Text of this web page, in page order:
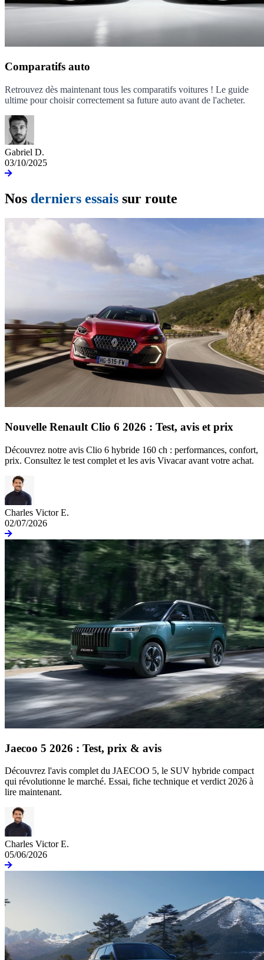
Comparatifs auto
Retrouvez dès maintenant tous les comparatifs voitures ! Le guide
ultime pour choisir correctement sa future auto avant de l'acheter.
Gabriel D.
03/10/2025
Nos derniers essais sur route
Nouvelle Renault Clio 6 2026 : Test, avis et prix
Découvrez notre avis Clio 6 hybride 160 ch : performances, confort,
prix. Consultez le test complet et les avis Vivacar avant votre achat.
Charles Victor E.
02/07/2026
Jaecoo 5 2026 : Test, prix & avis
Découvrez l'avis complet du JAECOO 5, le SUV hybride compact
qui révolutionne le marché. Essai, fiche technique et verdict 2026 à
lire maintenant.
Charles Victor E.
05/06/2026